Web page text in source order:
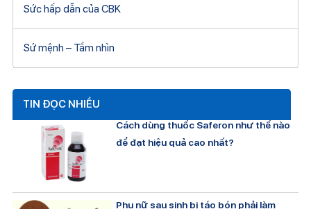
Sức hấp dẫn của CBK
Sứ mệnh – Tầm nhìn
TIN ĐỌC NHIỀU
Cách dùng thuốc Saferon như thế nào
để đạt hiệu quả cao nhất?
Phụ nữ sau sinh bị táo bón phải làm